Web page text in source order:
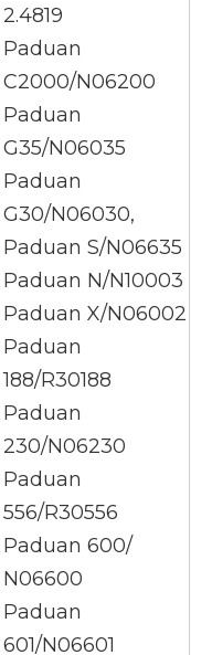
2.4819
Paduan
C2000/N06200
Paduan
G35/N06035
Paduan
G30/N06030,
Paduan S/N06635
Paduan N/N10003
Paduan X/N06002
Paduan
188/R30188
Paduan
230/N06230
Paduan
556/R30556
Paduan 600/
N06600
Paduan
601/N06601